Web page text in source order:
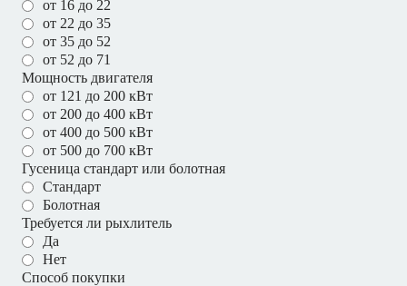
от 16 до 22
от 22 до 35
от 35 до 52
от 52 до 71
Мощность двигателя
от 121 до 200 кВт
от 200 до 400 кВт
от 400 до 500 кВт
от 500 до 700 кВт
Гусеница стандарт или болотная
Стандарт
Болотная
Требуется ли рыхлитель
Да
Нет
Способ покупки